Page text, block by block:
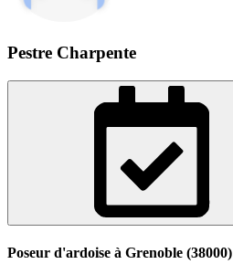
Pestre Charpente
Poseur d'ardoise à Grenoble (38000)